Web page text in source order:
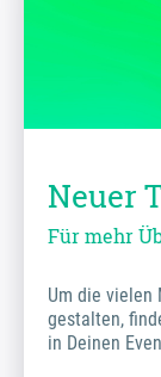
Neuer
Für mehr
Um die vielen
gestalten,
in Deinen